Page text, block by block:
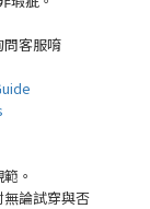
客服唷
。
無論試穿與否